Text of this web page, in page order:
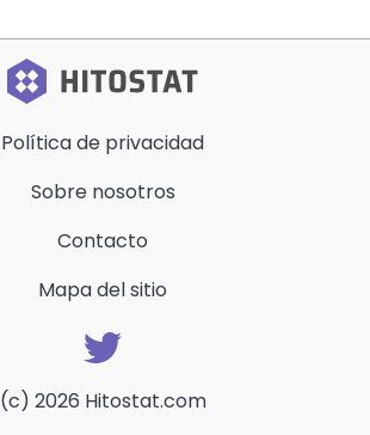
Política de privacidad
Sobre nosotros
Contacto
Mapa del sitio
(c) 2026 Hitostat.com